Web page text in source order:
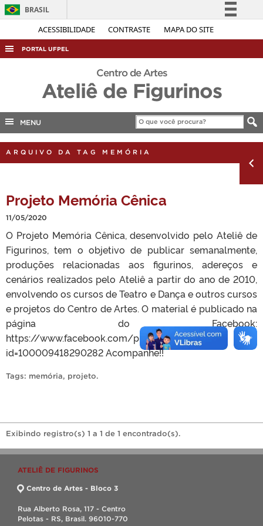
ACESSIBILIDADE CONTRASTE MAPA DO SITE
BRASIL
Simplifique!
Acesso à informação
Legislação
Canais
PORTAL UFPEL
ACESSO À INFORMAÇÃO
AUDITORIA
EDITAIS
PORTARIAS
Centro de Artes
Ateliê de Figurinos
MENU
ARQUIVO DA TAG MEMÓRIA
Projeto Memória Cênica
11/05/2020
O Projeto Memória Cênica, desenvolvido pelo Ateliê de
Figurinos, tem o objetivo de publicar semanalmente,
produções relacionadas aos figurinos, adereços e
cenários realizados pelo Ateliê a partir do ano de 2010,
envolvendo os cursos de Teatro e Dança e outros cursos
e projetos do Centro de Artes. O material é publicado na
página do Facebook:
https://www.facebook.com/profile.php?
id=100009418290282 Acompanhe!!
Tags: memória, projeto.
Exibindo registro(s) 1 a 1 de 1 encontrado(s).
ATELIÊ DE FIGURINOS
Centro de Artes - Bloco 3
Rua Alberto Rosa, 117 - Centro
Pelotas - RS, Brasil. 96010-770